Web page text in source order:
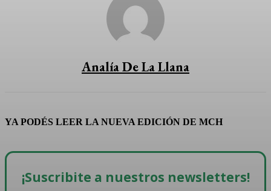
Analía De La Llana
YA PODÉS LEER LA NUEVA EDICIÓN DE MCH
¡Suscribite a nuestros newsletters!